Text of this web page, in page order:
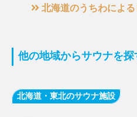
北海道のうちわによ
他の地域からサウナを探
北海道・東北のサウナ施設